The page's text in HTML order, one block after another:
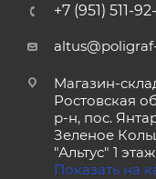
+7 (951) 511-
Магазин-
Ростовская
р-н, пос.
Зеленое
"Альтус" 1 этаж
Показать на